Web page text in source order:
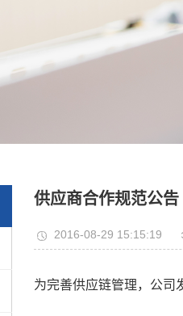
供应商合作规范公告
2016-08-29 15:15:19
为完善供应链管理，公司